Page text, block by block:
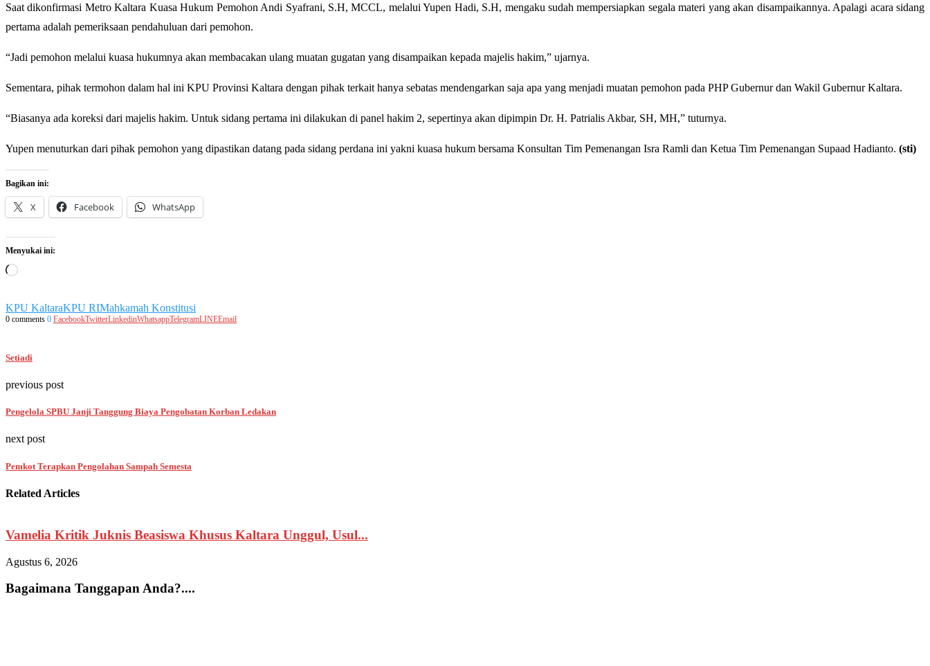
Saat dikonfirmasi Metro Kaltara Kuasa Hukum Pemohon Andi Syafrani, S.H, MCCL, melalui Yupen Hadi, S.H, mengaku sudah mempersiapkan segala materi yang akan disampaikannya. Apalagi acara sidang
pertama adalah pemeriksaan pendahuluan dari pemohon.
“Jadi pemohon melalui kuasa hukumnya akan membacakan ulang muatan gugatan yang disampaikan kepada majelis hakim,” ujarnya.
Sementara, pihak termohon dalam hal ini KPU Provinsi Kaltara dengan pihak terkait hanya sebatas mendengarkan saja apa yang menjadi muatan pemohon pada PHP Gubernur dan Wakil Gubernur Kaltara.
“Biasanya ada koreksi dari majelis hakim. Untuk sidang pertama ini dilakukan di panel hakim 2, sepertinya akan dipimpin Dr. H. Patrialis Akbar, SH, MH,” tuturnya.
Yupen menuturkan dari pihak pemohon yang dipastikan datang pada sidang perdana ini yakni kuasa hukum bersama Konsultan Tim Pemenangan Isra Ramli dan Ketua Tim Pemenangan Supaad Hadianto. (sti)
Bagikan ini:
X Facebook WhatsApp
Menyukai ini:
Memuat...
KPU KaltaraKPU RIMahkamah Konstitusi
0 comments 0 FacebookTwitterLinkedinWhatsappTelegramLINEEmail
Setiadi
previous post
Pengelola SPBU Janji Tanggung Biaya Pengobatan Korban Ledakan
next post
Pemkot Terapkan Pengolahan Sampah Semesta
Related Articles
Vamelia Kritik Juknis Beasiswa Khusus Kaltara Unggul, Usul...
Agustus 6, 2026
Bagaimana Tanggapan Anda?....